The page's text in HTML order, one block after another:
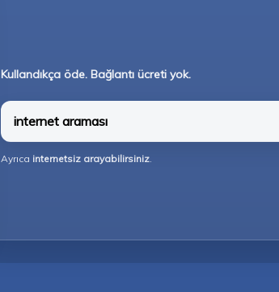
Kullandıkça öde. Bağlantı ücreti yok.
internet araması
Ayrıca internetsiz arayabilirsiniz